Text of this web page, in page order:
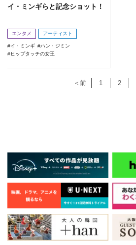
イ・ミンギらと記念ショット！
エンタメ アーティスト
イ・ミンギ
ハン・ジミン
ヒップタッチの女王
＜前 1 2